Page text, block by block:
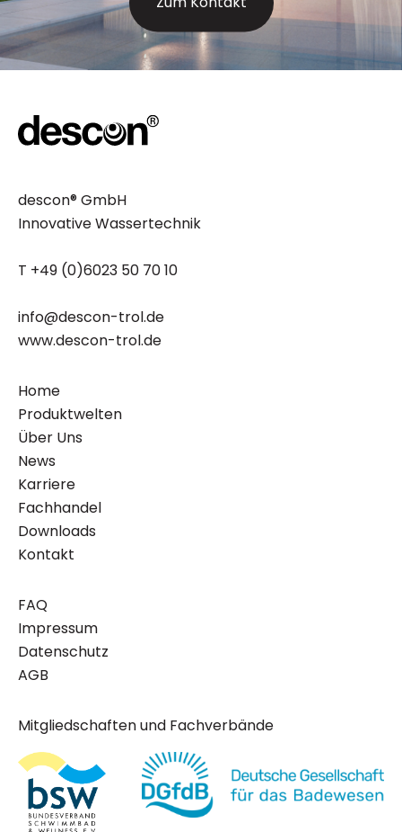
descon® GmbH
Innovative Wassertechnik
T +49 (0)6023 50 70 10
info@descon-trol.de
www.descon-trol.de
Home
Produktwelten
Über Uns
News
Karriere
Fachhandel
Downloads
Kontakt
FAQ
Impressum
Datenschutz
AGB
Mitgliedschaften und Fachverbände